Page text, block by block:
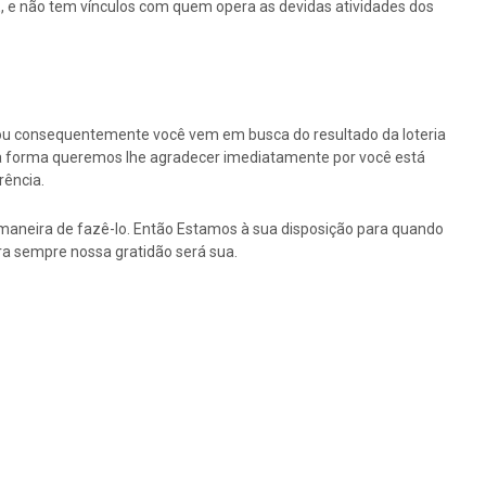
e não tem vínculos com quem opera as devidas atividades dos
consequentemente você vem em busca do resultado da loteria
queremos lhe agradecer imediatamente por você está
de fazê-lo. Então Estamos à sua disposição para quando
sempre nossa gratidão será sua.